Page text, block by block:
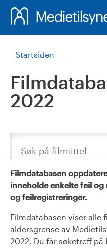
Startsiden
2022
Søk
Filmdatabasen
inneholde enkelte feil
og feilregistreringer.
Filmdatabasen viser alle
aldersgrense av
2022. Du får søketreff